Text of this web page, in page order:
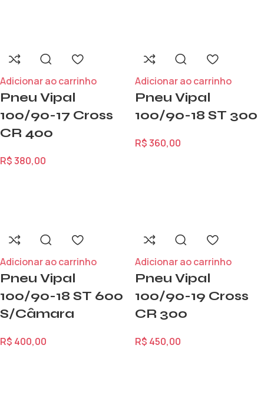
Adicionar ao carrinho
Pneu Vipal
100/90-17 Cross
CR 400
R$380,00
Adicionar ao carrinho
Pneu Vipal
100/90-18 ST 300
R$360,00
Adicionar ao carrinho
Pneu Vipal
100/90-18 ST 600
S/Câmara
R$ 400,00
Adicionar ao carrinho
Pneu Vipal
100/90-19 Cross
CR 300
R$ 450,00